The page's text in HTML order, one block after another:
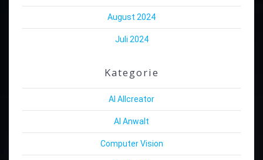
August 2024
Juli 2024
Kategorie
AI Allcreator
AI Anwalt
Computer Vision